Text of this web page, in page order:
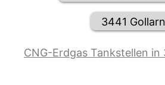
3441 Gollarn
CNG-Erdgas Tankstellen